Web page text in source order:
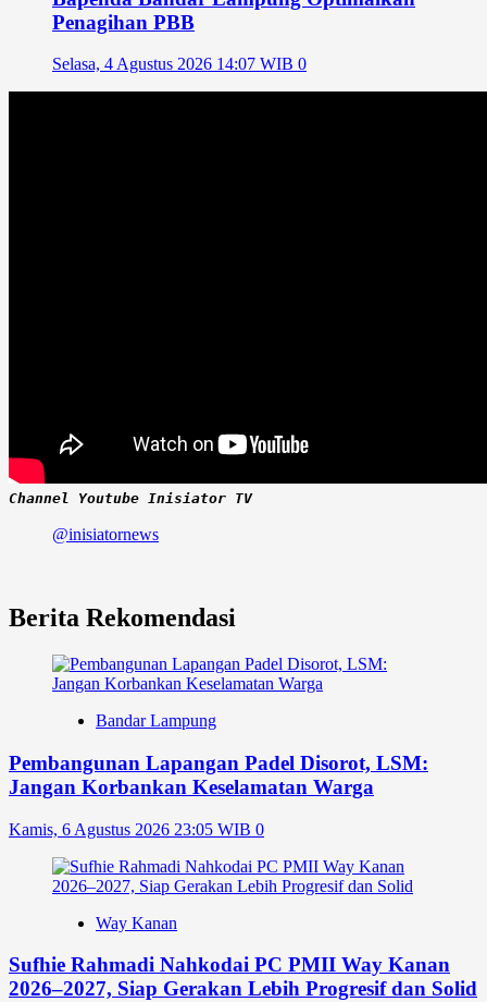
Penagihan PBB
Selasa, 4 Agustus 2026 14:07 WIB 0
Channel Youtube Inisiator TV
@inisiatornews
Berita Rekomendasi
Bandar Lampung
Pembangunan Lapangan Padel Disorot, LSM:
Jangan Korbankan Keselamatan Warga
Kamis, 6 Agustus 2026 23:05 WIB 0
Way Kanan
Sufhie Rahmadi Nahkodai PC PMII Way Kanan
2026–2027, Siap Gerakan Lebih Progresif dan Solid